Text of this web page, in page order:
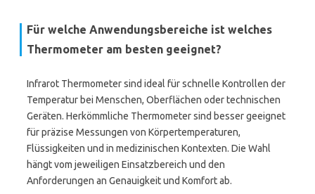
Für welche Anwendungsbereiche ist welches
Thermometer am besten geeignet?
Infrarot Thermometer sind ideal für schnelle Kontrollen der
Temperatur bei Menschen, Oberflächen oder technischen
Geräten. Herkömmliche Thermometer sind besser geeignet
für präzise Messungen von Körpertemperaturen,
Flüssigkeiten und in medizinischen Kontexten. Die Wahl
hängt vom jeweiligen Einsatzbereich und den
Anforderungen an Genauigkeit und Komfort ab.